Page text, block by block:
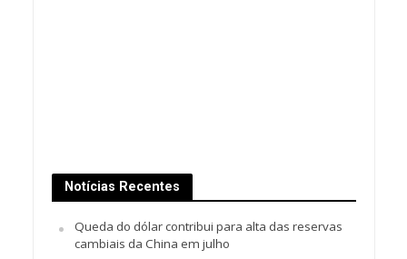
Notícias Recentes
Queda do dólar contribui para alta das reservas
cambiais da China em julho